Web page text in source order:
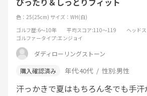
色：25(25cm) サイズ：WH(白)
ゴルフ歴:6～10年 平均スコア:110～119 ヘッド
ゴルファータイプ:エンジョイ
ダディローリングストーン
年代:40代 性別:男性
汗っかきで夏はもちろん冬でも手汗